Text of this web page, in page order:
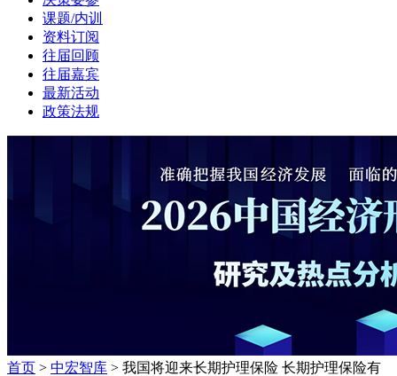
课题/内训
资料订阅
往届回顾
往届嘉宾
最新活动
政策法规
首页 > 中宏智库 > 我国将迎来长期护理保险 长期护理保险有